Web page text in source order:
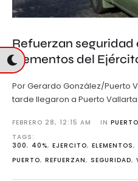
Refuerzan seguridad
elementos del
Por Gerardo González/Puerto
tarde llegaron a Puerto
FEBRERO 28, 12:15 AM IN
TAGS:
300, 40%, EJERCITO, ELEMENTOS,
PUERTO, REFUERZAN, SEGURIDAD,